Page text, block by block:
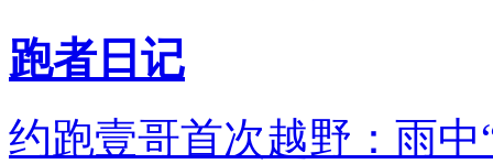
跑者日记
约跑壹哥首次越野：雨中